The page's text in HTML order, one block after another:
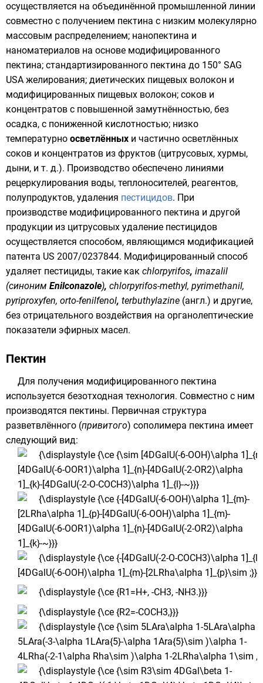
осуществляется на объединённой промышленной линии
совместно с получением пектина с низким молекулярно
массовым распределением; нанопектина и
наноматериалов на основе модифицированного
пектина; стандартизированного пектина до 150° SAG
USA желирования; диетических пищевых волокон и
модифицированных пищевых волокон; соков и
концентратов с повышенной замутнённостью, без
осадка, с пониженной кислотностью; низко
температурно осветлённых и частично осветлённых
соков и концентратов из фруктов (цитрусовых, хурмы,
дыни, и т. д.). Производство обеспечено линиями
рецеркулирования воды, теплоносителей, реагентов,
полупродуктов, удаления пестицидов. При
производстве модифицированного пектина и другой
продукции из цитрусовых удаление пестицидов
осуществляется способом, являющимся модификацией
патента US 2007/0237844. Модифицированный способ
удаляет пестициды, такие как chlorpyrifos, imazalil
(синоним Enilconazole), chlorpyrifos-methyl, pyrimethanil,
pyriproxyfen, orto-fenilfenol, terbuthylazine (англ.) и другие,
без отрицательного воздействия на органолептические
показатели эфирных масел.
Пектин
Для получения модифицированного пектина
используется безотходная технология. Совместно с ним
производятся пектины. Первичная структура
разветвлённого (привитого) сополимера пектина имеет
следующий вид: